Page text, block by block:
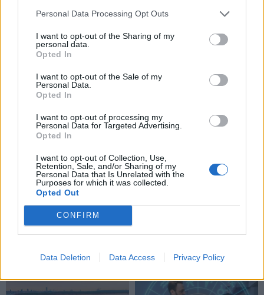
Personal Data Processing Opt Outs
I want to opt-out of the Sharing of my
personal data.
Opted In
I want to opt-out of the Sale of my
Personal Data.
Opted In
I want to opt-out of processing my
Personal Data for Targeted Advertising.
Opted In
I want to opt-out of Collection, Use,
Retention, Sale, and/or Sharing of my
Personal Data that Is Unrelated with the
Purposes for which it was collected.
Opted Out
CONFIRM
Data Deletion Data Access Privacy Policy
NAUJI
Receptai
Kaip raugti pomidorus
žiemai: TOP 3 skaniausi
receptai, kurie puikiai
laikosi
Horoskopai
dienai pagal Taro kortas:
nuovargis, Šauliams –
išdavystė